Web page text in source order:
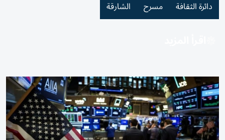
دائرة الثقافة مسرح الشارقة